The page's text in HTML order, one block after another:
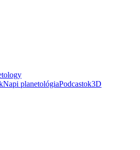
Napi planetológiaPodcastok3D